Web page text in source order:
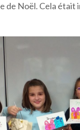
de Noël. Cela